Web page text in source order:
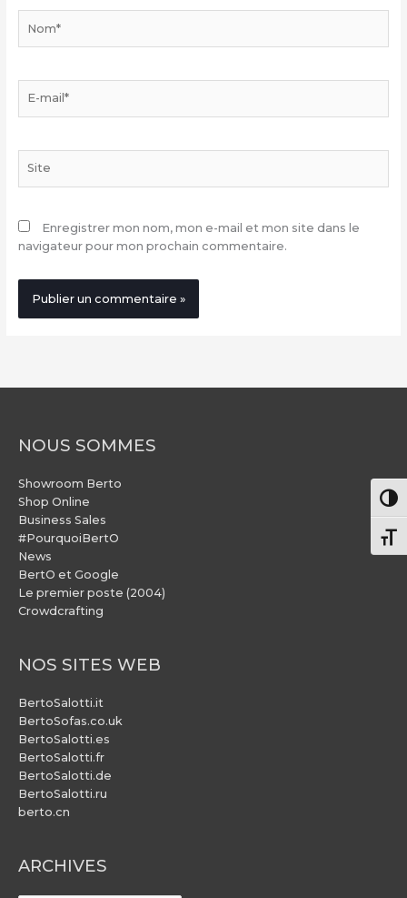
mail*
Enregistrer mon nom, mon e-mail et mon site dans le
navigateur pour mon prochain commentaire.
NOUS SOMMES
Showroom Berto
Shop Online
Business Sales
#PourquoiBertO
News
BertO et Google
Le premier poste (2004)
Crowdcrafting
NOS SITES WEB
BertoSalotti.it
BertoSofas.co.uk
BertoSalotti.es
BertoSalotti.fr
BertoSalotti.de
BertoSalotti.ru
berto.cn
ARCHIVES
ARCHIVES